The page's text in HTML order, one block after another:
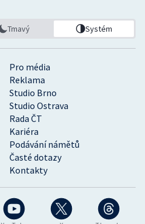
Pro média
Reklama
Studio Brno
Studio Ostrava
Rada ČT
Kariéra
Podávání námětů
Časté dotazy
Kontakty
Tmavý Systém